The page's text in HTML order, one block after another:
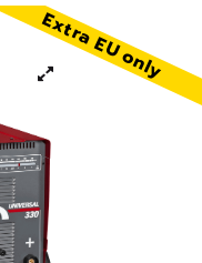
Extra EU only